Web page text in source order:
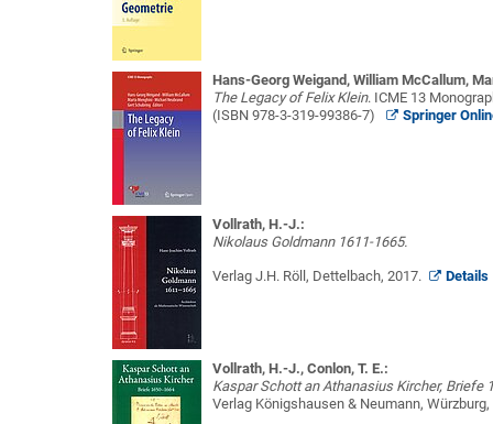
Hans-Georg Weigand, William McCallum,
The Legacy of Felix Klein. ICME 13
(ISBN 978-3-319-99386-7)
Springer
Vollrath, H.-J.:
Nikolaus Goldmann 1611-1665.
Verlag J.H. Röll, Dettelbach, 2017. Details
Vollrath, H.-J., Conlon, T. E.:
Kaspar Schott an Athanasius Kircher, Briefe
Verlag Königshausen & Neumann, Würzburg,